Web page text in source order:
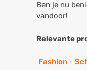
Ben je nu
vandoor!
Relevante
Fashion -